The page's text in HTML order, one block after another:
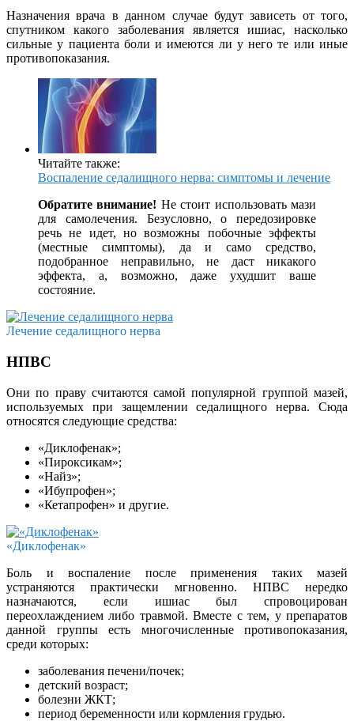
Назначения врача в данном случае будут зависеть от того,
спутником какого заболевания является ишиас, насколько
сильные у пациента боли и имеются ли у него те или иные
противопоказания.
Читайте также:
Воспаление седалищного нерва: симптомы и лечение
Обратите внимание! Не стоит использовать мази
для самолечения. Безусловно, о передозировке
речь не идет, но возможны побочные эффекты
(местные симптомы), да и само средство,
подобранное неправильно, не даст никакого
эффекта, а, возможно, даже ухудшит ваше
состояние.
Лечение седалищного нерва
НПВС
Они по праву считаются самой популярной группой мазей,
используемых при защемлении седалищного нерва. Сюда
относятся следующие средства:
«Диклофенак»;
«Пироксикам»;
«Найз»;
«Ибупрофен»;
«Кетапрофен» и другие.
«Диклофенак»
Боль и воспаление после применения таких мазей
устраняются практически мгновенно. НПВС нередко
назначаются, если ишиас был спровоцирован
переохлаждением либо травмой. Вместе с тем, у препаратов
данной группы есть многочисленные противопоказания,
среди которых:
заболевания печени/почек;
детский возраст;
болезни ЖКТ;
период беременности или кормления грудью.